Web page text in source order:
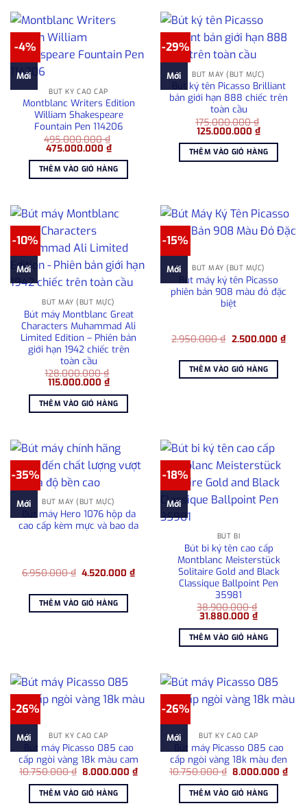
-4%
Mới
BÚT KÝ CAO CẤP
Montblanc Writers Edition
William Shakespeare
Fountain Pen 114206
495.000.000₫
Giá
là:
495.000.000 ₫.
475.000.000 ₫Giá
hiện
tại
là:
475.000.000 ₫.
THÊM VÀO GIỎ HÀNG
-29%
Mới BÚT MÁY (BÚT MỰC)
Bút ký tên Picasso Brilliant
bản giới hạn 888 chiếc trên
toàn cầu
175.000.000₫
Giá
là:
175.000.000 ₫.
125.000.000 ₫Giá
hiện
tại
là:
THÊM VÀO GIỎ HÀNG
-10%
Mới
BÚT MÁY (BÚT MỰC)
Bút máy Montblanc Great
Characters Muhammad Ali
Limited Edition – Phiên bản
giới hạn 1942 chiếc trên
toàn cầu
128.000.000₫
Giá
là:
128.000.000 ₫.
115.000.000 ₫Giá
hiện
tại
là:
115.000.000 ₫.
THÊM VÀO GIỎ HÀNG
-15%
Mới BÚT MÁY (BÚT MỰC)
Bút máy ký tên Picasso
phiên bản 908 màu đỏ đặc
biệt
2.950.000₫ Giá
2.950.000 ₫.
2.500.000 ₫Giá
hiện
THÊM VÀO GIỎ HÀNG
-35%
Mới BÚT MÁY (BÚT MỰC)
Bút máy Hero 1076 hộp da
cao cấp kèm mực và bao da
6.950.000₫ Giá
6.950.000 ₫.
4.520.000₫Giá
hiện
THÊM VÀO GIỎ HÀNG
-18%
Mới
BÚT BI
Bút bi ký tên cao cấp
Montblanc Meisterstück
Solitaire Gold and Black
Classique Ballpoint Pen
35981
38.900.000₫
Giá
là:
38.900.000 ₫.
31.880.000 ₫Giá
hiện
tại
là:
THÊM VÀO GIỎ HÀNG
-26%
Mới BÚT KÝ CAO CẤP
Bút máy Picasso 085 cao
cấp ngòi vàng 18k màu cam
10.750.000₫ Giá
là:
10.750.000 ₫.
8.000.000₫Giá
THÊM VÀO GIỎ HÀNG
-26%
Mới BÚT KÝ CAO CẤP
Bút máy Picasso 085 cao
cấp ngòi vàng 18k màu đen
10.750.000₫ Giá
là:
10.750.000 ₫.
8.000.000₫Giá
THÊM VÀO GIỎ HÀNG